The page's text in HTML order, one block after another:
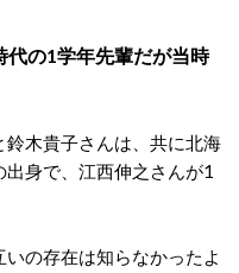
代の1学年先輩だが当時
木貴子さんは、共に北海
身で、江西伸之さんが1
の存在は知らなかったよ